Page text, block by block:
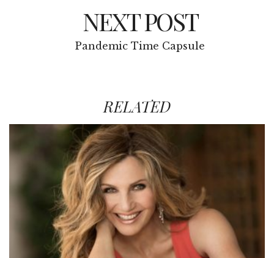
NEXT POST
Pandemic Time Capsule
RELATED